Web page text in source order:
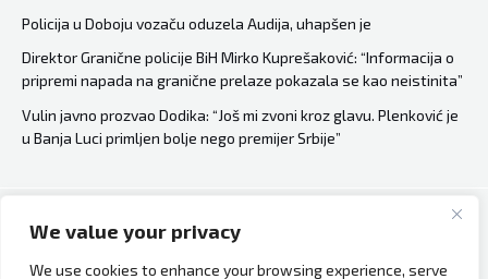
We value your privacy
We use cookies to enhance your browsing experience, serve
Policija u Doboju vozaču oduzela Audija, uhapšen je
Direktor Granične policije BiH Mirko Kuprešaković: “Informacija o
pripremi napada na granične prelaze pokazala se kao neistinita”
Vulin javno prozvao Dodika: “Još mi zvoni kroz glavu. Plenković je
u Banja Luci primljen bolje nego premijer Srbije”
Copyright © 2026 Bh Dijaspora.